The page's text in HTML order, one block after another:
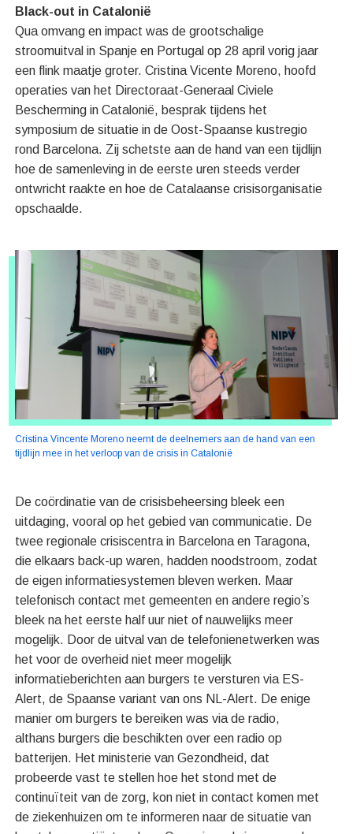
Black-out in Catalonië
Qua omvang en impact was de grootschalige
stroomuitval in Spanje en Portugal op 28 april vorig jaar
een flink maatje groter. Cristina Vicente Moreno, hoofd
operaties van het Directoraat-Generaal Civiele
Bescherming in Catalonië, besprak tijdens het
symposium de situatie in de Oost-Spaanse kustregio
rond Barcelona. Zij schetste aan de hand van een tijdlijn
hoe de samenleving in de eerste uren steeds verder
ontwricht raakte en hoe de Catalaanse crisisorganisatie
opschaalde.
Cristina Vincente Moreno neemt de deelnemers aan de hand van een
tijdlijn mee in het verloop van de crisis in Catalonië
De coördinatie van de crisisbeheersing bleek een
uitdaging, vooral op het gebied van communicatie. De
twee regionale crisiscentra in Barcelona en Taragona,
die elkaars back-up waren, hadden noodstroom, zodat
de eigen informatiesystemen bleven werken. Maar
telefonisch contact met gemeenten en andere regio’s
bleek na het eerste half uur niet of nauwelijks meer
mogelijk. Door de uitval van de telefonienetwerken was
het voor de overheid niet meer mogelijk
informatieberichten aan burgers te versturen via ES-
Alert, de Spaanse variant van ons NL-Alert. De enige
manier om burgers te bereiken was via de radio,
althans burgers die beschikten over een radio op
batterijen. Het ministerie van Gezondheid, dat
probeerde vast te stellen hoe het stond met de
continuïteit van de zorg, kon niet in contact komen met
de ziekenhuizen om te informeren naar de situatie van